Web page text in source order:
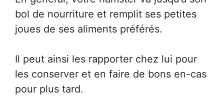
bol de nourriture et remplit ses petites
joues de ses aliments préférés.
Il peut ainsi les rapporter chez lui pour
les conserver et en faire de bons en-cas
pour plus tard.